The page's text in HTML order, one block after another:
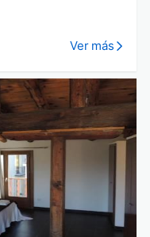
Ver más